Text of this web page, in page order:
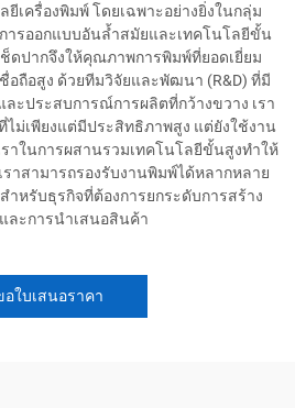
เครื่องพิมพ์ โดยเฉพาะอย่างยิ่งในกลุ่ม
ารออกแบบอันล้ำสมัยและเทคโนโลยีขั้น
ช็ดปากจึงให้คุณภาพการพิมพ์ที่ยอดเยี่ยม
อถือสูง ด้วยทีมวิจัยและพัฒนา (R&D) ที่มี
ะประสบการณ์การผลิตที่กว้างขวาง เรา
ไม่เพียงแต่มีประสิทธิภาพสูง แต่ยังใช้งาน
าในการผสานรวมเทคโนโลยีขั้นสูงทำให้
ราสามารถรองรับงานพิมพ์ได้หลากหลาย
ำหรับธุรกิจที่ต้องการยกระดับการสร้าง
ละการนำเสนอสินค้า
อใบเสนอราคา